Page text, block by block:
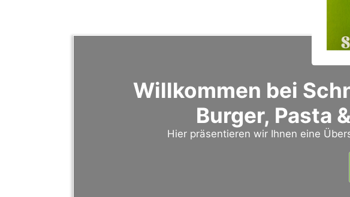
Willkommen bei
Burger, Pasta
Hier präsentieren wir Ihnen eine